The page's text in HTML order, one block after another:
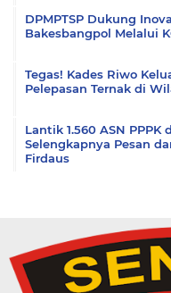
DPMPTSP Dukung
Bakesbangpol Melalui
Tegas! Kades Riwo
Pelepasan Ternak di
Lantik 1.560 ASN PPPK
Selengkapnya Pesan
Firdaus